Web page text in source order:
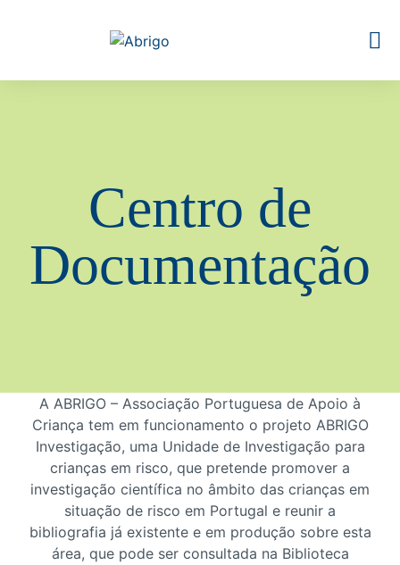
Centro de
Documentação
A ABRIGO – Associação Portuguesa de Apoio à
Criança tem em funcionamento o projeto ABRIGO
Investigação, uma Unidade de Investigação para
crianças em risco, que pretende promover a
investigação científica no âmbito das crianças em
situação de risco em Portugal e reunir a
bibliografia já existente e em produção sobre esta
área, que pode ser consultada na Biblioteca